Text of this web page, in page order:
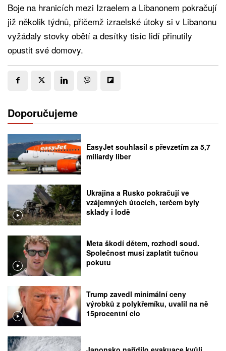
Boje na hranicích mezi Izraelem a Libanonem pokračují
již několik týdnů, přičemž izraelské útoky si v Libanonu
vyžádaly stovky obětí a desítky tisíc lidí přinutily
opustit své domovy.
Doporučujeme
EasyJet souhlasil s převzetím za 5,7
miliardy liber
Ukrajina a Rusko pokračují ve
vzájemných útocích, terčem byly
sklady i lodě
Meta škodí dětem, rozhodl soud.
Společnost musí zaplatit tučnou
pokutu
Trump zavedl minimální ceny
výrobků z polykřemíku, uvalil na ně
15procentní clo